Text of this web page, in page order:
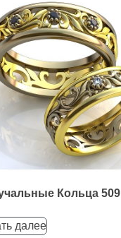
Кольца 509
далее